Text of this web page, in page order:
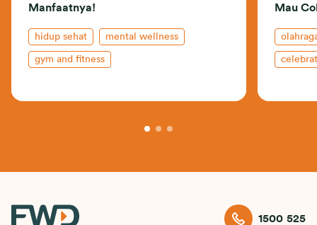
Manfaatnya!
hidup sehat mental wellness
gym and fitness
Mau
1500 525